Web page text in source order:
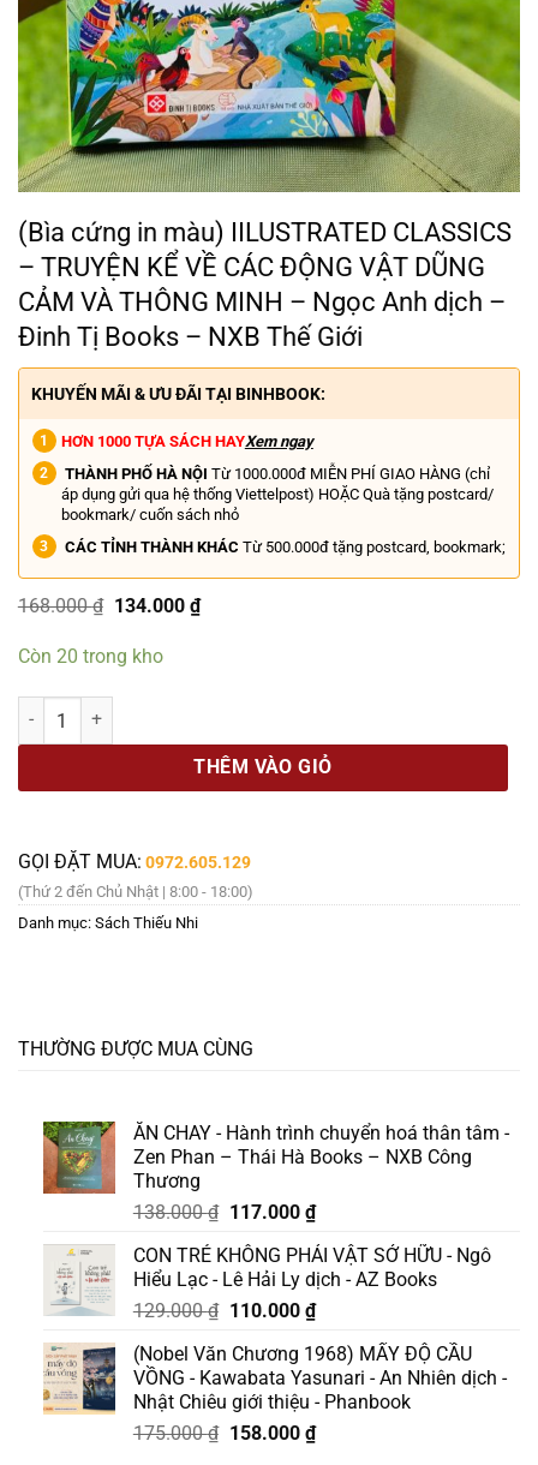
(Bìa cứng in màu) IILUSTRATED CLASSICS
– TRUYỆN KỂ VỀ CÁC ĐỘNG VẬT DŨNG
CẢM VÀ THÔNG MINH – Ngọc Anh dịch –
Đinh Tị Books – NXB Thế Giới
KHUYẾN MÃI & ƯU ĐÃI TẠI BINHBOOK:
HƠN 1000 TỰA SÁCH HAYXem ngay
THÀNH PHỐ HÀ NỘI Từ 1000.000đ MIỄN PHÍ GIAO HÀNG (chỉ
áp dụng gửi qua hệ thống Viettelpost) HOẶC Quà tặng postcard/
bookmark/ cuốn sách nhỏ
CÁC TỈNH THÀNH KHÁC Từ 500.000đ tặng postcard, bookmark;
168.000₫ Giá
168.000 ₫.
134.000 ₫Giá
Còn 20 trong kho
(Bìa cứng in màu) IILUSTRATED CLASSICS – TRUYỆN KỂ VỀ CÁC
THÊM VÀO GIỎ
GỌI ĐẶT MUA: 0972.605.129
(Thứ 2 đến Chủ Nhật | 8:00 - 18:00)
Danh mục: Sách Thiếu Nhi
THƯỜNG ĐƯỢC MUA CÙNG
ĂN CHAY - Hành trình chuyển hoá thân tâm -
Zen Phan – Thái Hà Books – NXB Công
Thương
138.000₫ Giá
là:
138.000 ₫.
117.000 ₫Giá
tại
là:
117.000 ₫.
CON TRẺ KHÔNG PHẢI VẬT SỞ HỮU - Ngô
Hiểu Lạc - Lê Hải Ly dịch - AZ Books
129.000₫ Giá
là:
129.000 ₫.
110.000 ₫Giá
tại
là:
110.000 ₫.
(Nobel Văn Chương 1968) MẤY ĐỘ CẦU
VỒNG - Kawabata Yasunari - An Nhiên dịch -
Nhật Chiêu giới thiệu - Phanbook
175.000₫ Giá
158.000 ₫Giá